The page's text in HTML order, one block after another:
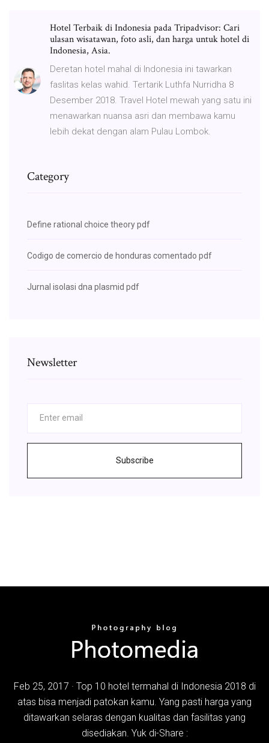
Hotel Terbaik di Indonesia pada Tripadvisor: Cari
ulasan wisatawan, foto asli, dan harga untuk hotel di
Indonesia, Asia.
Deretan hotel mahal di Indonesia ini tawarkan
faslitas kelas wahid. Tertarik Luthfa Nurridha 8
Desember 2018. Travel Hotel mewah yang satu ini
menawarkan nuansa asri dan membawa kamu
lebih dekat dengan alam Pulau Lombok.
Category
Define rational choice theory pdf
Codigo de comercio de honduras comentado pdf
Jurnal isolasi dna plasmid pdf
Newsletter
Subscribe
Feb 25, 2017 · Top 10 hotel termahal di Indonesia 2018 di
atas bisa menjadi patokan kamu. Yang pasti harga yang
ditawarkan selaras dengan kualitas dan fasilitas yang
disediakan. Yuk di-Share :